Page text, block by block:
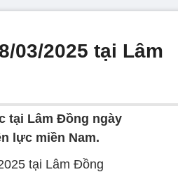
03/2025 tại Lâm
tại Lâm Đồng ngày
lực miền Nam.